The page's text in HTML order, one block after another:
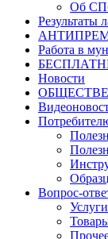
Об
Результаты
Работа в
Новости
Вопрос-
Услуги